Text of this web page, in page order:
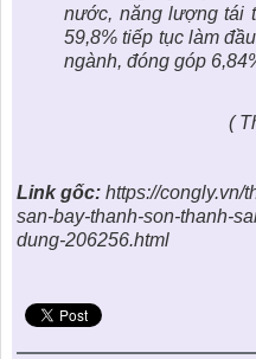
nước, năng lượng tái
59,8% tiếp tục làm
ngành, đóng góp
(
Link gốc: https://congly.vn/
san-bay-thanh-son-thanh-
dung-206256.html